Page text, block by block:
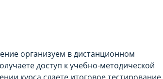
организуем в дистанционном
доступ к учебно-методической